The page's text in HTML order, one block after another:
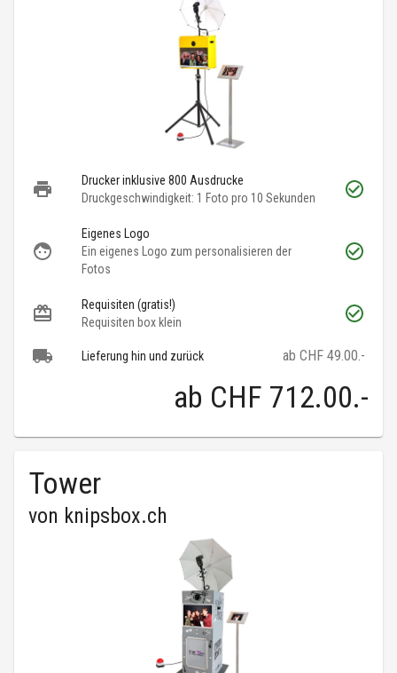
Drucker inklusive 800 Ausdrucke
Druckgeschwindigkeit: 1 Foto pro 10 Sekunden
Eigenes Logo
Ein eigenes Logo zum personalisieren der
Fotos
Requisiten (gratis!)
Requisiten box klein
Lieferung hin und zurück ab CHF 49.00.-
ab CHF 712.00.-
Tower
von knipsbox.ch